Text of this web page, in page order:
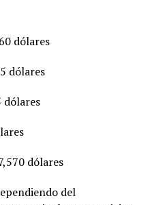
dólares
dólares
dólares
dólares
del